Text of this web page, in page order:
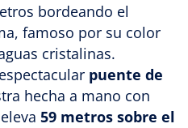
bordeando el
famoso por su color
cristalinas.
puente de
hecha a mano con
59 metros sobre el